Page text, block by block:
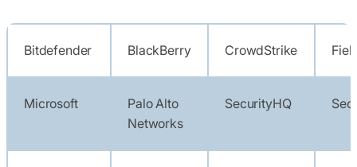
Bitdefender BlackBerry CrowdStrike
Microsoft
Palo Alto
Networks
SecurityHQ